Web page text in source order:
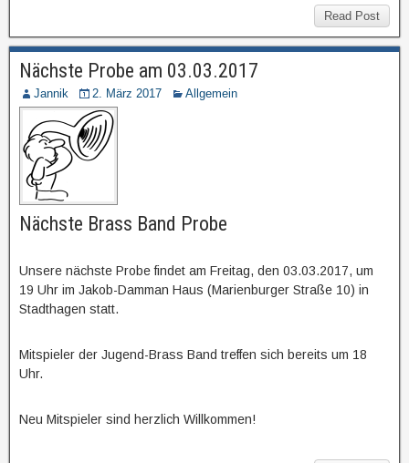
Read Post
Nächste Probe am 03.03.2017
Jannik 2. März 2017 Allgemein
Nächste Brass Band Probe
Unsere nächste Probe findet am Freitag, den 03.03.2017, um
19 Uhr im Jakob-Damman Haus (Marienburger Straße 10) in
Stadthagen statt.
Mitspieler der Jugend-Brass Band treffen sich bereits um 18
Uhr.
Neu Mitspieler sind herzlich Willkommen!